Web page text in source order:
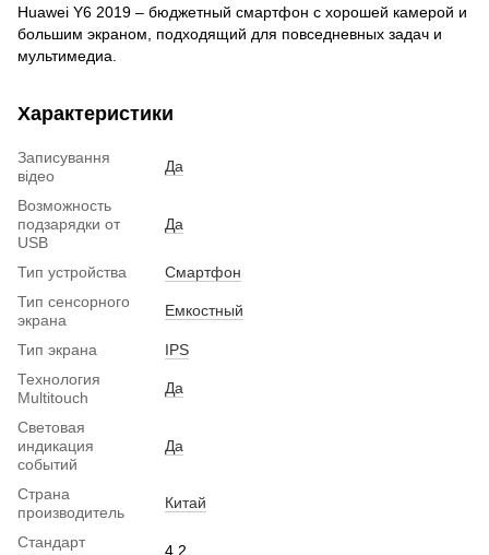
Huawei Y6 2019 – бюджетный смартфон с хорошей камерой и
большим экраном, подходящий для повседневных задач и
мультимедиа.
Характеристики
Записування
відео
Да
Возможность
подзарядки от
USB
Да
Тип устройства
Смартфон
Тип сенсорного
экрана
Емкостный
Тип экрана
IPS
Технология
Multitouch
Да
Световая
индикация
событий
Да
Страна
производитель
Китай
Стандарт
4.2